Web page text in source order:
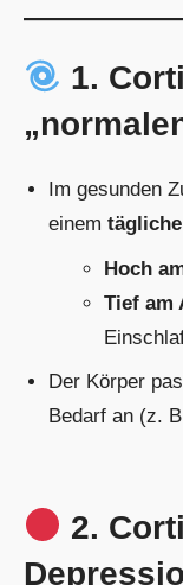
1.
Im gesunden
einem
Hoch
Tief am
Der Körper
Bedarf an (z.
2.